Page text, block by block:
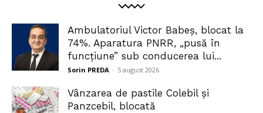
Ambulatoriul Victor Babeș, blocat la
74%. Aparatura PNRR, „pusă în
funcțiune” sub conducerea lui...
Sorin PREDA - 5 august 2026
Vânzarea de pastile Colebil și
Panzcebil, blocată